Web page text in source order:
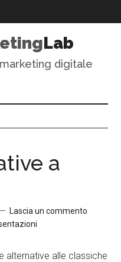
Lab
digitale
a
Lascia un commento
alternative alle classiche